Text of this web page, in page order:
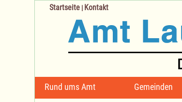
Navigation
überspringen
Rund ums Amt Gemeinden
Startseite | Kontakt